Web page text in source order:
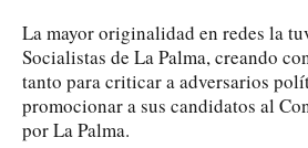
La mayor originalidad en redes la
Socialistas de La Palma, creando
tanto para criticar a adversarios
promocionar a sus candidatos al
por La Palma.